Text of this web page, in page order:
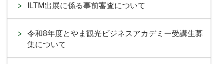
ILTM出展に係る事前審査について
令和8年度とやま観光ビジネスアカデミー受講生募
集について